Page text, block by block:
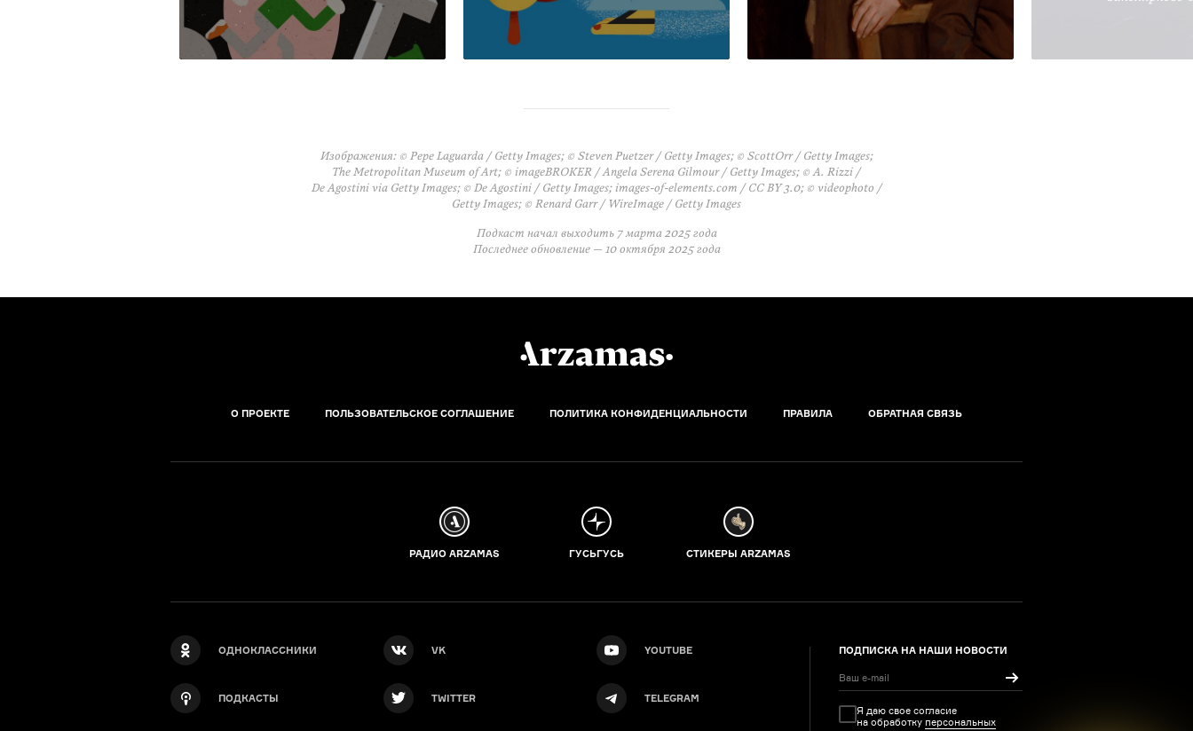
Изображения: © Pepe Laguarda / Getty Images; © Steven Puetzer / Getty Images; © ScottOrr / Getty Images;
The Metropolitan Museum of Art; © imageBROKER / Angela Serena Gilmour / Getty Images; © A. Rizzi /
De Agostini via Getty Images; © De Agostini / Getty Images; images-of-elements.com / CC BY 3.0; © videophoto /
Getty Images; © Renard Garr / WireImage / Getty Images
Подкаст начал выходить 7 марта 2025 года
Последнее обновление — 10 октября 2025 года
О ПРОЕКТЕ ПОЛЬЗОВАТЕЛЬСКОЕ СОГЛАШЕНИЕ ПОЛИТИКА КОНФИДЕНЦИАЛЬНОСТИ ПРАВИЛА ОБРАТНАЯ СВЯЗЬ
РАДИО ARZAMAS ГУСЬГУСЬ СТИКЕРЫ ARZAMAS
ОДНОКЛАССНИКИ VK YOUTUBE
ПОДКАСТЫ TWITTER TELEGRAM
ПОДПИСКА НА НАШИ НОВОСТИ
Я даю свое согласие
на обработку персональных